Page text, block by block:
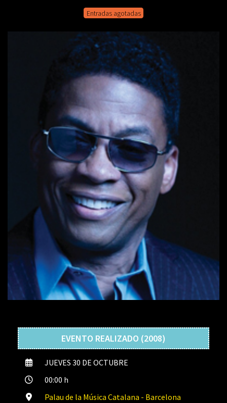
Entradas agotadas
EVENTO REALIZADO (2008)
JUEVES 30 DE OCTUBRE
00:00 h
Palau de la Música Catalana - Barcelona